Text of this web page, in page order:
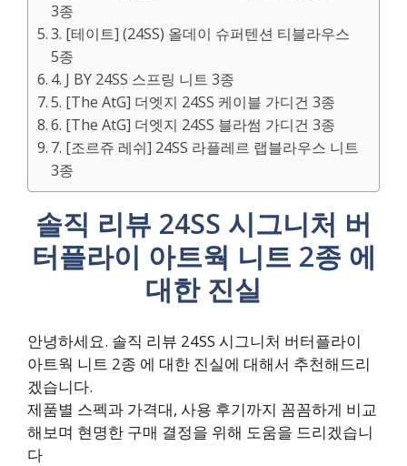
3종
3. [테이트] (24SS) 올데이 슈퍼텐션 티블라우스
5종
4. J BY 24SS 스프링 니트 3종
5. [The AtG] 더엣지 24SS 케이블 가디건 3종
6. [The AtG] 더엣지 24SS 블라썸 가디건 3종
7. [조르쥬 레쉬] 24SS 라플레르 랩블라우스 니트
3종
솔직 리뷰 24SS 시그니처 버
터플라이 아트웍 니트 2종 에
대한 진실
안녕하세요. 솔직 리뷰 24SS 시그니처 버터플라이
아트웍 니트 2종 에 대한 진실에 대해서 추천해드리
겠습니다.
제품별 스펙과 가격대, 사용 후기까지 꼼꼼하게 비교
해보며 현명한 구매 결정을 위해 도움을 드리겠습니
다